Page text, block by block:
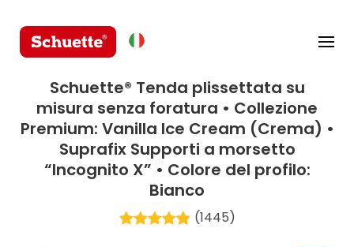
Schuette® Tenda plissettata su
misura senza foratura • Collezione
Premium: Vanilla Ice Cream (Crema) •
Suprafix Supporti a morsetto
“Incognito X” • Colore del profilo:
Bianco
(1445)